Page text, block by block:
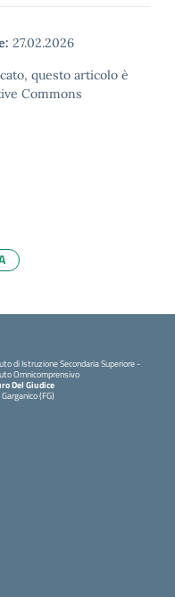
27.02.2026
questo articolo è
Commons
di Istruzione Secondaria Superiore -
Omnicomprensivo
Del Giudice
(FG)
la pagina iniziale della scuola